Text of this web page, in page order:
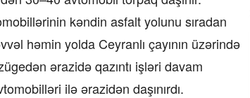
kəndin asfalt yolunu sıradan
həmin yolda Ceyranlı çayının üzərində
ərazidə qazıntı işləri davam
ilə ərazidən daşınırdı.